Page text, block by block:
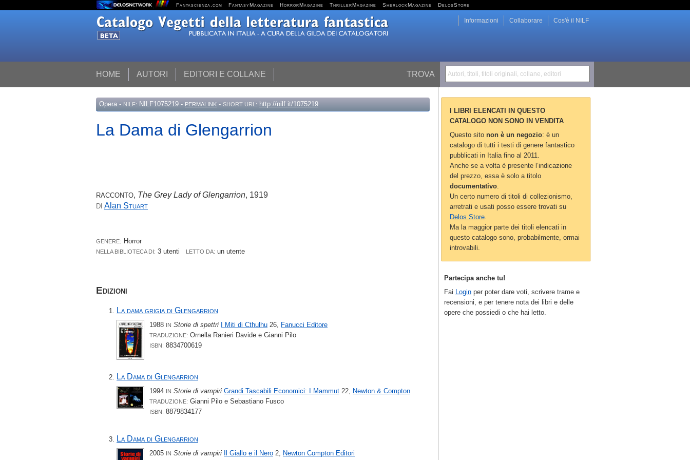
Fantascienza.com FantasyMagazine HorrorMagazine ThrillerMagazine SherlockMagazine DelosStore
TROVA Autori, titoli, titoli originali, collane, editori
HOME AUTORI EDITORI E COLLANE
Cos'è il NILF
Collaborare
Informazioni
Opera - NILF: NILF1075219 - PERMALINK - SHORT URL: http://nilf.it/1075219
La Dama di Glengarrion
RACCONTO, The Grey Lady of Glengarrion, 1919
DI Alan Stuart
GENERE: Horror
NELLA BIBLIOTECA DI: 3 utenti LETTO DA: un utente
Edizioni
La dama grigia di Glengarrion
1988 IN Storie di spettri I Miti di Cthulhu 26, Fanucci Editore
TRADUZIONE: Ornella Ranieri Davide e Gianni Pilo
ISBN: 8834700619
La Dama di Glengarrion
1994 IN Storie di vampiri Grandi Tascabili Economici: I Mammut 22, Newton & Compton
TRADUZIONE: Gianni Pilo e Sebastiano Fusco
ISBN: 8879834177
La Dama di Glengarrion
2005 IN Storie di vampiri Il Giallo e il Nero 2, Newton Compton Editori
I LIBRI ELENCATI IN QUESTO
CATALOGO NON SONO IN VENDITA
Questo sito non è un negozio: è un
catalogo di tutti i testi di genere fantastico
pubblicati in Italia fino al 2011.
Anche se a volta è presente l’indicazione
del prezzo, essa è solo a titolo
documentativo
Un certo numero di titoli di collezionismo,
arretrati e usati posso essere trovati su
Delos Store
Ma la maggior parte dei titoli elencati in
questo catalogo sono, probabilmente, ormai
introvabili.
Partecipa anche tu!
Fai Login per poter dare voti, scrivere trame e
recensioni, e per tenere nota dei libri e delle
opere che possiedi o che hai letto.